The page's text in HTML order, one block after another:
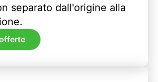
separato dall'origine alla